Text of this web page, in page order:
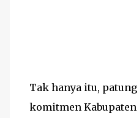
Tak hanya itu,
komitmen